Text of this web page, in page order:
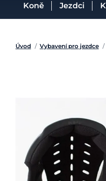
Koně Jezdci
Úvod / Vybavení pro jezdce /